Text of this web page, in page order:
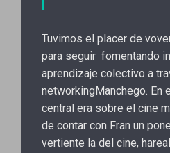
Tuvimos el placer de
para seguir fomentando
aprendizaje colectivo a
networkingManchego. En
central era sobre el cine
de contar con Fran un
vertiente la del cine,